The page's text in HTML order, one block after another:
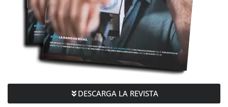
DESCARGA LA REVISTA